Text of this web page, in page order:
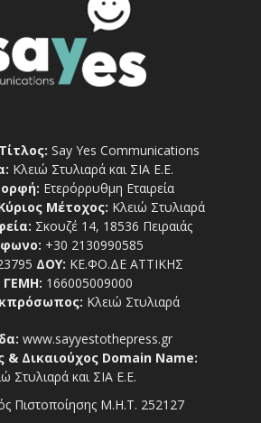
Say Yes Communications
Κλειώ Στυλιαρά και ΣΙΑ Ε.Ε.
Ετερόρρυθμη Εταιρεία
Μέτοχος: Κλειώ Στυλιαρά
Σκουζέ 14, 18536 Πειραιάς
+30 2130990585
ΔΟΥ: ΚΕ.ΦΟ.ΔΕ ΑΤΤΙΚΗΣ
ΓΕΜΗ: 166005009000
Κλειώ Στυλιαρά
www.sayyestothepress.gr
& Δικαιούχος Domain Name:
Στυλιαρά και ΣΙΑ Ε.Ε.
Πιστοποίησης Μ.Η.Τ. 252127